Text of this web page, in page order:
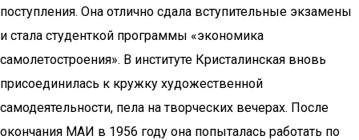
поступления. Она отлично сдала вступительные экзамены
и стала студенткой программы «экономика
самолетостроения». В институте Кристалинская вновь
присоединилась к кружку художественной
самодеятельности, пела на творческих вечерах. После
окончания МАИ в 1956 году она попыталась работать по